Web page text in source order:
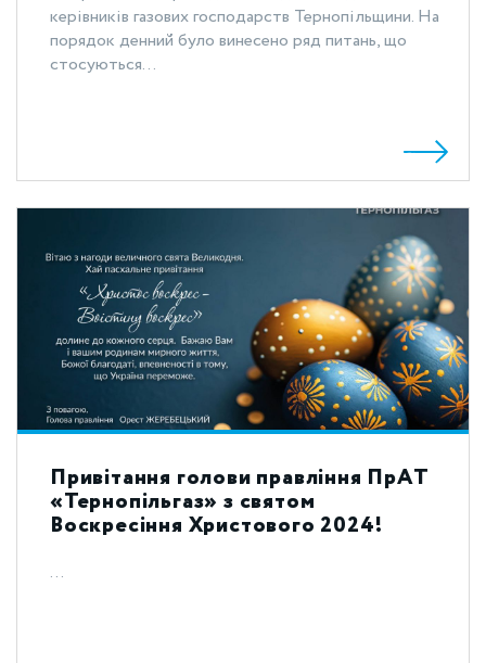
керівників газових господарств Тернопільщини. На
порядок денний було винесено ряд питань, що
стосуються...
Привітання голови правління ПрАТ
«Тернопільгаз» з святом
Воскресіння Христового 2024!
...